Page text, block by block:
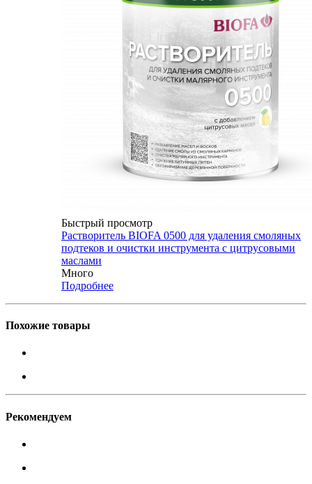
Быстрый просмотр
Растворитель BIOFA 0500 для удаления смоляных
подтеков и очистки инструмента с цитрусовыми
маслами
Много
Подробнее
Похожие товары
Рекомендуем